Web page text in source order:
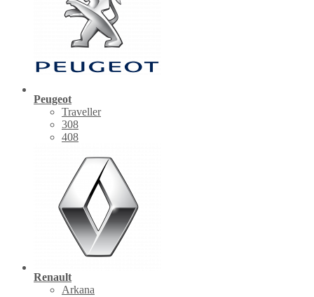
Peugeot
Traveller
308
408
Renault
Arkana